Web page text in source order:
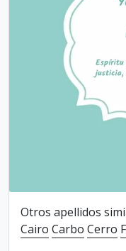
Otros apellidos
Cairo Carbo Cerro